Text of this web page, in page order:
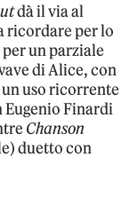
dà il via al
ricordare per lo
un parziale
di Alice, con
uso ricorrente
Eugenio Finardi
Chanson
duetto con